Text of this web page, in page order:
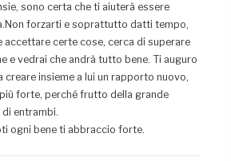
sono certa che ti aiuterà essere
forzarti e soprattutto datti tempo,
accettare certe cose, cerca di superare
e vedrai che andrà tutto bene. Ti auguro
creare insieme a lui un rapporto nuovo,
forte, perché frutto della grande
entrambi.
ogni bene ti abbraccio forte.